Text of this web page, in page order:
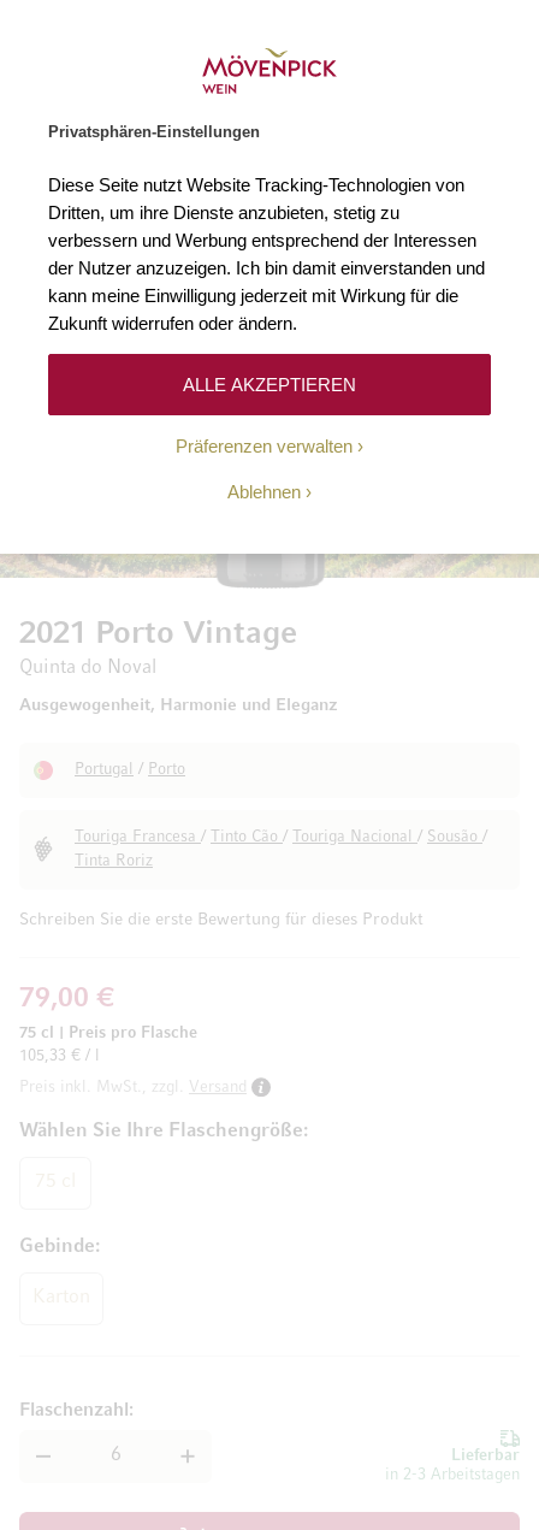
Privatsphären-Einstellungen
Diese Seite nutzt Website Tracking-Technologien von
Dritten, um ihre Dienste anzubieten, stetig zu
verbessern und Werbung entsprechend der Interessen
der Nutzer anzuzeigen. Ich bin damit einverstanden und
kann meine Einwilligung jederzeit mit Wirkung für die
Zukunft widerrufen oder ändern.
Präferenzen verwalten
Ablehnen
ALLE AKZEPTIEREN
Schreiben Sie die erste Bewertung für dieses Produkt
2021 Porto Vintage
Quinta do Noval
Ausgewogenheit, Harmonie und Eleganz
Portugal / Porto
Touriga Francesa / Tinto Cão / Touriga Nacional / Sousão /
Tinta Roriz
Wählen Sie Ihre Flaschengröße
Gebinde
79,00 €
75 cl
Preis pro Flasche
105,33 € / l
Preis inkl. MwSt., zzgl.
Versand
Lieferbar
in 2-3 Arbeitstagen
Flaschenzahl
Zum Ende der Bildgalerie springen
Zum Anfang der